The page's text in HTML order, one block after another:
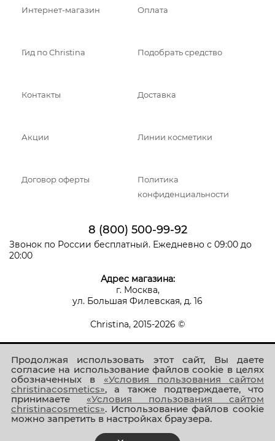
Продолжая использовать этот сайт, Вы даете
согласие на использование файлов cookie в целях
обозначенных в «Условия пользования сайтом
christinacosmetics», а также подтверждаете, что
принимаете «Условия пользования сайтом
christinacosmetics». Использование файлов cookie
можно запретить в настройках браузера.
Интернет-магазин Оплата
Гид по Christina Подобрать средство
Контакты Доставка
Акции Линии косметики
Договор оферты
Политика
конфиденциальности
8 (800) 500-99-92
Звонок по России бесплатный. Ежедневно с 09:00 до
20:00
Адрес магазина:
г. Москва,
ул. Большая Филевская, д. 16
Christina, 2015-2026 ©
Присоединяйтесь к нам!